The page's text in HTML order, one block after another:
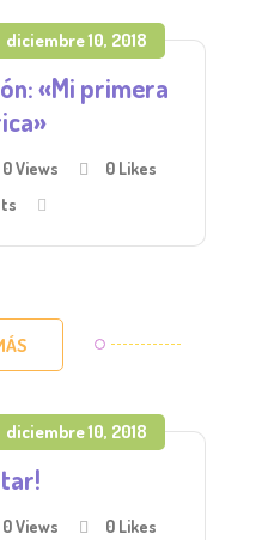
diciembre 10, 2018
«Mi primera
0 Views 0Likes
diciembre 10, 2018
0 Views 0Likes